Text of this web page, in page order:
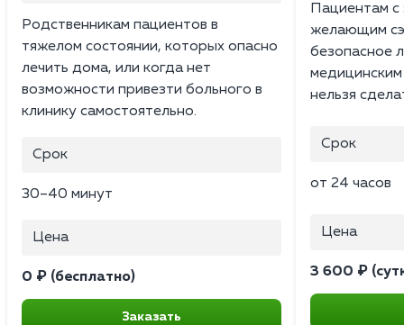
Родственникам пациентов в
тяжелом состоянии, которых опасно
лечить дома, или когда нет
возможности привезти больного в
клинику самостоятельно.
Срок
30–40 минут
Цена
0 ₽ (бесплатно)
Заказать
Пациентам
желающим
безопасное
нельзя
Срок
от 24 часов
Цена
3 600 ₽